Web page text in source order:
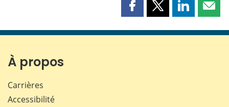
Partager
page
Partager
page
Partager
page page
À propos
Carrières
Accessibilité